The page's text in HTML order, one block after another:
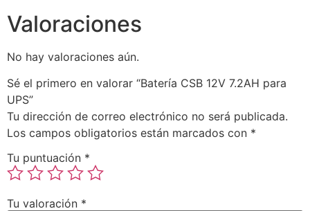
Valoraciones
No hay valoraciones aún.
Sé el primero en valorar “Batería CSB 12V 7.2AH para
UPS”
Tu dirección de correo electrónico no será publicada.
Los campos obligatorios están marcados con *
Tu puntuación *
Tu valoración *